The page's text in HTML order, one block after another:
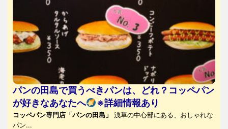
パンの田島で買うべきパンは、どれ？コッペパン
が好きなあなたへ
※詳細情報あり
コッペパン専門店「パンの田島」
浅草の中心部にある、おしゃれな
パン...